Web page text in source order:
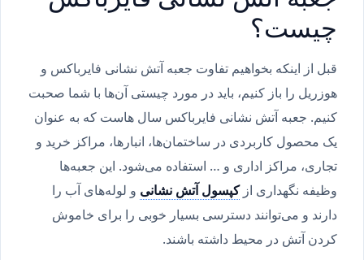
چیست؟
قبل از اینکه بخواهیم تفاوت جعبه آتش نشانی فایرباکس و
هوزریل را باز کنیم، باید در مورد چیستی آن‌ها با شما صحبت
کنیم. جعبه آتش نشانی فایرباکس سال هاست که به عنوان
یک محصول کاربردی در ساختمان‌ها، انبارها، مراکز خرید و
تجاری، مراکز اداری و … استفاده می‌شود. این جعبه‌ها
وظیفه نگهداری از کپسول آتش نشانیو لوله‌های آب را
دارند و می‌توانند دسترسی بسیار خوبی را برای خاموش
کردن آتش در محیط داشته باشند.